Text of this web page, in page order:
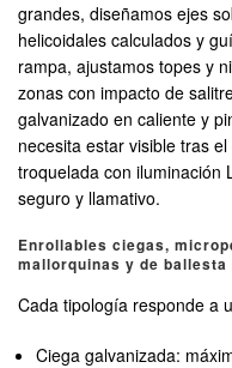
grandes, diseñamos ejes
helicoidales calculados y
rampa, ajustamos topes y
zonas con impacto de
galvanizado en caliente y
necesita estar visible tras
troquelada con iluminación
seguro y llamativo.
Enrollables ciegas,
mallorquinas y de
Cada tipología responde a
Ciega galvanizada: